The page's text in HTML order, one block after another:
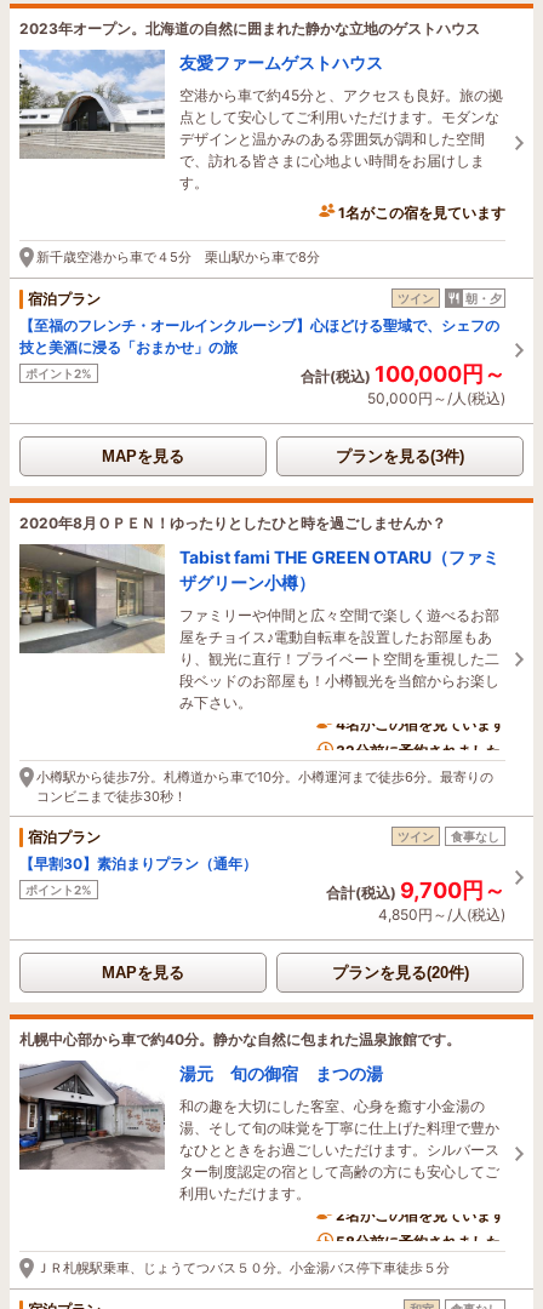
2023年オープン。北海道の自然に囲まれた静かな立地のゲストハウス
友愛ファームゲストハウス
空港から車で約45分と、アクセスも良好。旅の拠
点として安心してご利用いただけます。モダンな
デザインと温かみのある雰囲気が調和した空間
で、訪れる皆さまに心地よい時間をお届けしま
す。
1名がこの宿を見ています
新千歳空港から車で４5分 栗山駅から車で8分
宿泊プラン ツイン 朝・夕
【至福のフレンチ・オールインクルーシブ】心ほどける聖域で、シェフの
技と美酒に浸る「おまかせ」の旅
ポイント2% 合計(税込) 100,000円～
50,000円～/人(税込)
MAPを見る プランを見る(3件)
2020年8月ＯＰＥＮ！ゆったりとしたひと時を過ごしませんか？
Tabist fami THE GREEN OTARU（ファミ
ザグリーン小樽）
ファミリーや仲間と広々空間で楽しく遊べるお部
屋をチョイス♪電動自転車を設置したお部屋もあ
り、観光に直行！プライベート空間を重視した二
段ベッドのお部屋も！小樽観光を当館からお楽し
み下さい。
4名がこの宿を見ています
32分前に予約されました
小樽駅から徒歩7分。札樽道から車で10分。小樽運河まで徒歩6分。最寄りの
コンビニまで徒歩30秒！
宿泊プラン ツイン 食事なし
【早割30】素泊まりプラン（通年）
ポイント2% 合計(税込) 9,700円～
4,850円～/人(税込)
MAPを見る プランを見る(20件)
札幌中心部から車で約40分。静かな自然に包まれた温泉旅館です。
湯元 旬の御宿 まつの湯
和の趣を大切にした客室、心身を癒す小金湯の
湯、そして旬の味覚を丁寧に仕上げた料理で豊か
なひとときをお過ごしいただけます。シルバース
ター制度認定の宿として高齢の方にも安心してご
利用いただけます。
2名がこの宿を見ています
58分前に予約されました
ＪＲ札幌駅乗車、じょうてつバス５０分。小金湯バス停下車徒歩５分